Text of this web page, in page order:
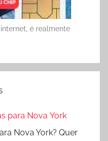
é realmente
para Nova York
Nova York? Quer